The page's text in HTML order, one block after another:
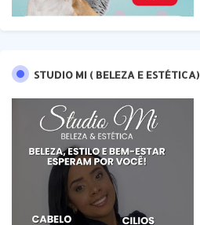
STUDIO MI ( BELEZA E ESTÉTICA)